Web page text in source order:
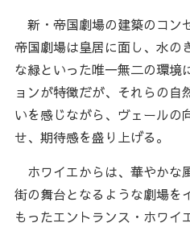
新・帝国劇場の建築のコン
帝国劇場は皇居に面し、水の
な緑といった唯一無二の環境
ョンが特徴だが、それらの自
いを感じながら、ヴェールの
せ、期待感を盛り上げる。
ホワイエからは、華やかな
街の舞台となるような劇場を
もったエントランス・ホワイ